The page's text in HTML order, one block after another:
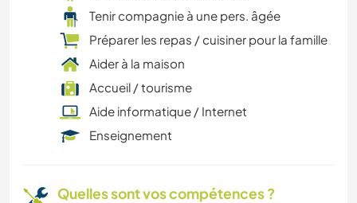
CULTURE
LIVRES
BÉNÉVOLAT
ART ET DESIGN
Tenir compagnie à une pers. âgée
Préparer les repas / cuisiner pour la famille
Aider à la maison
Accueil / tourisme
Aide informatique / Internet
Enseignement
Quelles sont vos compétences ?